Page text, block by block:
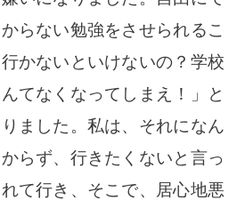
らない勉強をさせられるこ
行かないといけないの？学校
てなくなってしまえ！」
と
ました。 私は、それになん
らず、 行きたくないと言っ
て行き、 そこで、居心地悪